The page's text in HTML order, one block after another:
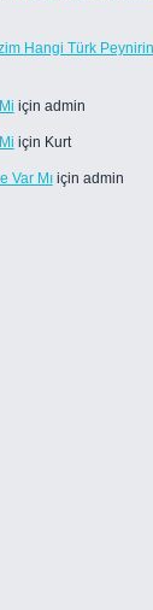
Hangi Türk
için admin
için Kurt
Var Mıiçin admin